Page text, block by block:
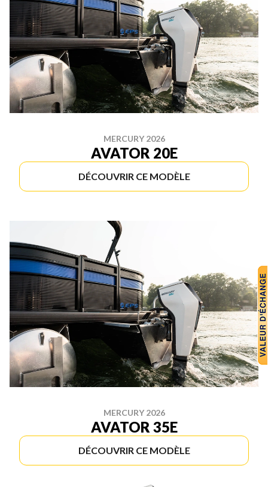
MERCURY 2026
AVATOR 20E
DÉCOUVRIR CE MODÈLE
MERCURY 2026
AVATOR 35E
DÉCOUVRIR CE MODÈLE